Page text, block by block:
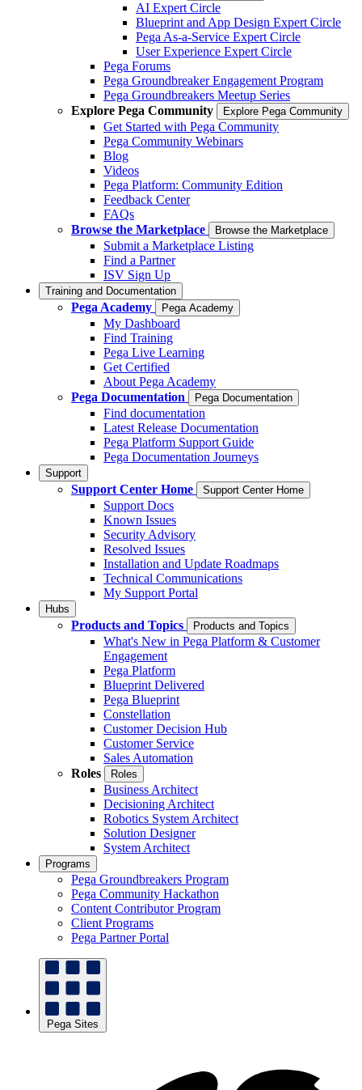
AI Expert Circle
Blueprint and App Design Expert Circle
Pega As-a-Service Expert Circle
User Experience Expert Circle
Pega Forums
Pega Groundbreaker Engagement Program
Pega Groundbreakers Meetup Series
Explore Pega Community
Explore Pega Community
Get Started with Pega Community
Pega Community Webinars
Blog
Videos
Pega Platform: Community Edition
Feedback Center
FAQs
Browse the Marketplace
Browse the Marketplace
Submit a Marketplace Listing
Find a Partner
ISV Sign Up
Training and Documentation
Pega Academy Pega Academy
My Dashboard
Find Training
Pega Live Learning
Get Certified
About Pega Academy
Pega Documentation
Pega Documentation
Find documentation
Latest Release Documentation
Pega Platform Support Guide
Pega Documentation Journeys
Support
Support Center Home Support Center Home
Support Docs
Known Issues
Security Advisory
Resolved Issues
Installation and Update Roadmaps
Technical Communications
My Support Portal
Hubs
Products and Topics Products and Topics
What's New in Pega Platform & Customer
Engagement
Pega Platform
Blueprint Delivered
Pega Blueprint
Constellation
Customer Decision Hub
Customer Service
Sales Automation
Roles
Roles
Business Architect
Decisioning Architect
Robotics System Architect
Solution Designer
System Architect
Programs
Pega Groundbreakers Program
Pega Community Hackathon
Content Contributor Program
Client Programs
Pega Partner Portal
Pega Sites